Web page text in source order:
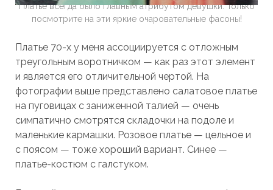
Платье всегда было главным атрибутом девушки. Только
посмотрите на эти яркие очаровательные фасоны!
Платье 70-х у меня ассоциируется с отложным
треугольным воротничком — как раз этот элемент
и является его отличительной чертой. На
фотографии выше представлено салатовое платье
на пуговицах с заниженной талией — очень
симпатично смотрятся складочки на подоле и
маленькие кармашки. Розовое платье — цельное и
с поясом — тоже хороший вариант. Синее —
платье-костюм с галстуком.